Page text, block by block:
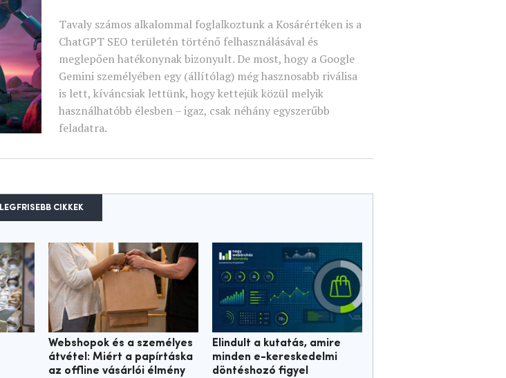
Tavaly számos alkalommal foglalkoztunk a Kosárértéken is a
ChatGPT SEO területén történő felhasználásával és
meglepően hatékonynak bizonyult. De most, hogy a Google
Gemini személyében egy (állítólag) még hasznosabb riválisa
is lett, kíváncsiak lettünk, hogy kettejük közül melyik
használhatóbb élesben – igaz, csak néhány egyszerűbb
feladatra.
LEGFRISEBB CIKKEK
Webshopok és a személyes
átvétel: Miért a papírtáska
az offline vásárlói élmény
Elindult a kutatás, amire
minden e-kereskedelmi
döntéshozó figyel